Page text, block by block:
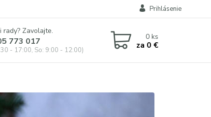
Prihlásenie
rady? Zavolajte.
773 017
- 17:00, So: 9:00 - 12:00)
0ks
za 0 €